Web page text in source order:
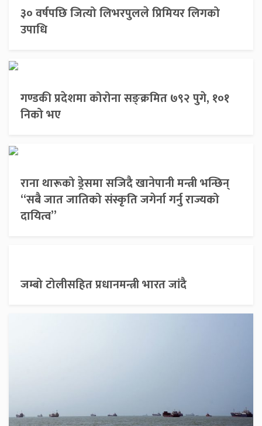
३० वर्षपछि जित्यो लिभरपुलले प्रिमियर लिगको
उपाधि
गण्डकी प्रदेशमा कोरोना सङ्क्रमित ७९२ पुगे, १०१
निको भए
राना थारूको ड्रेसमा सजिदै खानेपानी मन्त्री भन्छिन्
“सबै जात जातिको संस्कृति जगेर्ना गर्नु राज्यको
दायित्व”
जम्बो टोलीसहित प्रधानमन्त्री भारत जांदै